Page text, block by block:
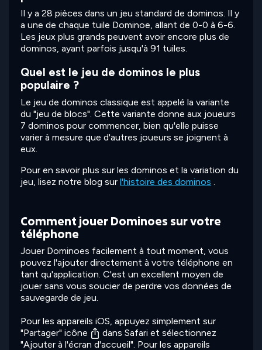
Il y a 28 pièces dans un jeu standard de dominos. Il y
a une de chaque tuile Dominoe, allant de 0-0 à 6-6.
Les jeux plus grands peuvent avoir encore plus de
dominos, ayant parfois jusqu'à 91 tuiles.
Quel est le jeu de dominos le plus
populaire ?
Le jeu de dominos classique est appelé la variante
du "jeu de blocs". Cette variante donne aux joueurs
7 dominos pour commencer, bien qu'elle puisse
varier à mesure que d'autres joueurs se joignent à
eux.
Pour en savoir plus sur les dominos et la variation du
jeu, lisez notre blog sur l'histoire des dominos .
Comment jouer Dominoes sur votre
téléphone
Jouer Dominoes facilement à tout moment, vous
pouvez l'ajouter directement à votre téléphone en
tant qu'application. C'est un excellent moyen de
jouer sans vous soucier de perdre vos données de
sauvegarde de jeu.
Pour les appareils iOS, appuyez simplement sur
"Partager" icône
dans Safari et sélectionnez
"Ajouter à l'écran d'accueil". Pour les appareils